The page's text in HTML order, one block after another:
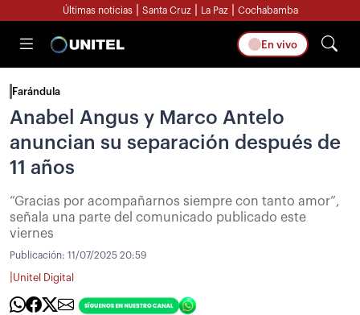
Últimas noticias Santa Cruz La Paz Cochabamba
En vivo
Farándula
Anabel Angus y Marco Antelo
anuncian su separación después de
11 años
“Gracias por acompañarnos siempre con tanto amor”,
señala una parte del comunicado publicado este
viernes
Publicación: 11/07/2025 20:59
Unitel Digital